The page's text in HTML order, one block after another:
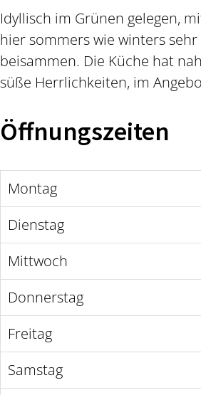
Idyllisch im Grünen gelegen,
hier sommers wie winters
beisammen. Die Küche hat
süße Herrlichkeiten, im
Öffnungszeiten
Montag
Dienstag
Mittwoch
Donnerstag
Freitag
Samstag